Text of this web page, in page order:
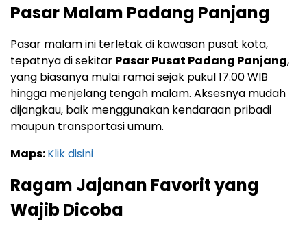
Pasar Malam Padang Panjang
Pasar malam ini terletak di kawasan pusat kota,
tepatnya di sekitar Pasar Pusat Padang Panjang,
yang biasanya mulai ramai sejak pukul 17.00 WIB
hingga menjelang tengah malam. Aksesnya mudah
dijangkau, baik menggunakan kendaraan pribadi
maupun transportasi umum.
Maps:Klik disini
Ragam Jajanan Favorit yang
Wajib Dicoba